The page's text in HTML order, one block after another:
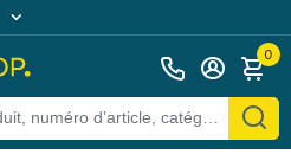
0